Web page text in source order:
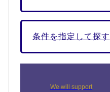
条件を指定して探す
We will support